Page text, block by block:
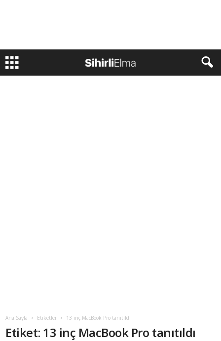
Ana Sayfa Etiketler 13 inç MacBook Pro tanıtıldı
Etiket: 13 inç MacBook Pro tanıtıldı